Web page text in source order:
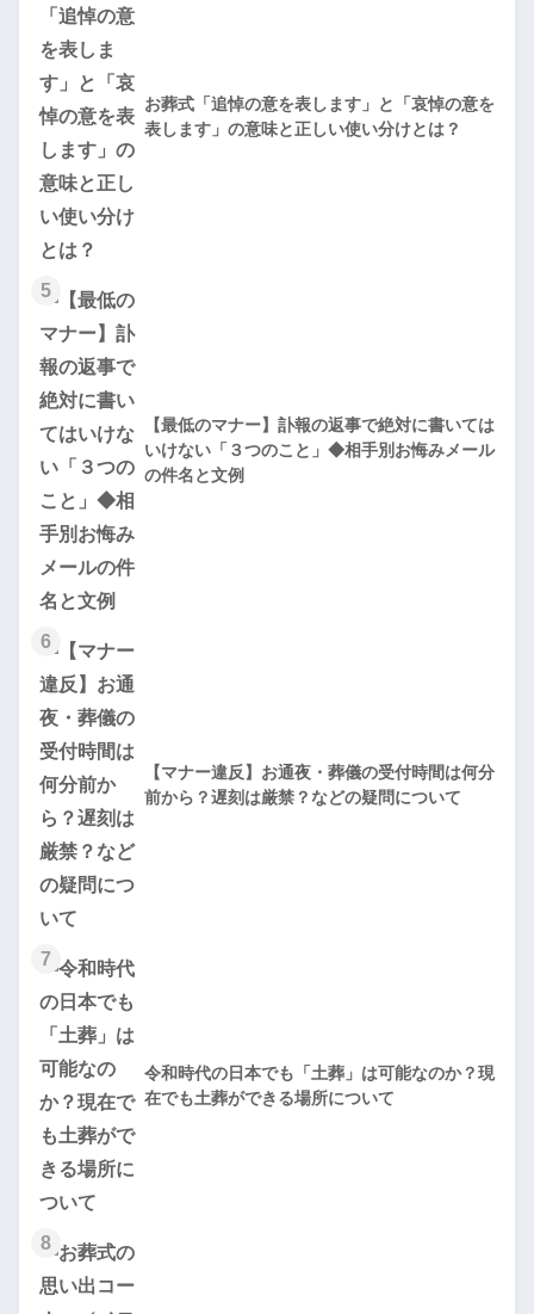
お葬式「追悼の意を表します」と「哀悼の意を
表します」の意味と正しい使い分けとは？
5
【最低のマナー】訃報の返事で絶対に書いては
いけない「３つのこと」◆相手別お悔みメール
の件名と文例
6
【マナー違反】お通夜・葬儀の受付時間は何分
前から？遅刻は厳禁？などの疑問について
7
令和時代の日本でも「土葬」は可能なのか？現
在でも土葬ができる場所について
8